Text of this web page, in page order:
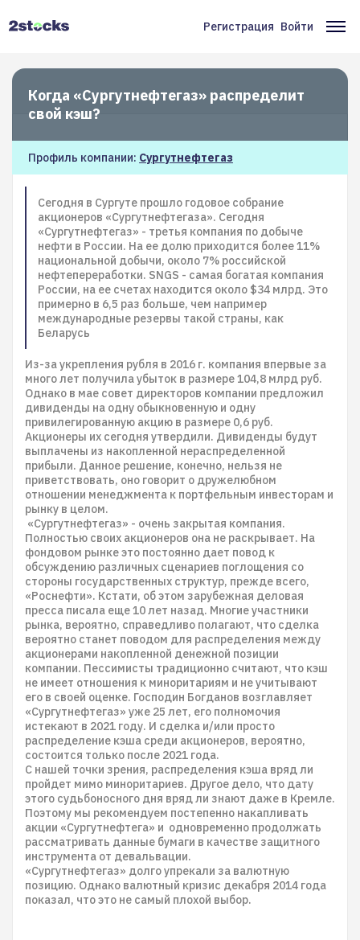
Меню
учётной
записи
Регистрация Войти
Когда «Сургутнефтегаз» распределит
свой кэш?
Профиль компании: Сургутнефтегаз
Сегодня в Сургуте прошло годовое собрание
акционеров «Сургутнефтегаза». Сегодня
«Сургутнефтегаз» - третья компания по добыче
нефти в России. На ее долю приходится более 11%
национальной добычи, около 7% российской
нефтепереработки. SNGS - самая богатая компания
России, на ее счетах находится около $34 млрд. Это
примерно в 6,5 раз больше, чем например
международные резервы такой страны, как
Беларусь
Из-за укрепления рубля в 2016 г. компания впервые за
много лет получила убыток в размере 104,8 млрд руб.
Однако в мае совет директоров компании предложил
дивиденды на одну обыкновенную и одну
привилегированную акцию в размере 0,6 руб.
Акционеры их сегодня утвердили. Дивиденды будут
выплачены из накопленной нераспределенной
прибыли. Данное решение, конечно, нельзя не
приветствовать, оно говорит о дружелюбном
отношении менеджмента к портфельным инвесторам и
рынку в целом.
«Сургутнефтегаз» - очень закрытая компания.
Полностью своих акционеров она не раскрывает. На
фондовом рынке это постоянно дает повод к
обсуждению различных сценариев поглощения со
стороны государственных структур, прежде всего,
«Роснефти». Кстати, об этом зарубежная деловая
пресса писала еще 10 лет назад. Многие участники
рынка, вероятно, справедливо полагают, что сделка
вероятно станет поводом для распределения между
акционерами накопленной денежной позиции
компании. Пессимисты традиционно считают, что кэш
не имеет отношения к миноритариям и не учитывают
его в своей оценке. Господин Богданов возглавляет
«Сургутнефтегаз» уже 25 лет, его полномочия
истекают в 2021 году. И сделка и/или просто
распределение кэша среди акционеров, вероятно,
состоится только после 2021 года.
С нашей точки зрения, распределения кэша вряд ли
пройдет мимо миноритариев. Другое дело, что дату
этого судьбоносного дня вряд ли знают даже в Кремле.
Поэтому мы рекомендуем постепенно накапливать
акции «Сургутнефтега» и одновременно продолжать
рассматривать данные бумаги в качестве защитного
инструмента от девальвации.
«Сургутнефтегаз» долго упрекали за валютную
позицию. Однако валютный кризис декабря 2014 года
показал, что это не самый плохой выбор.